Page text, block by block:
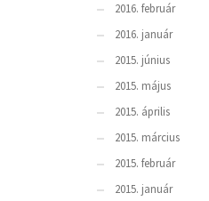
2016. február
2016. január
2015. június
2015. május
2015. április
2015. március
2015. február
2015. január